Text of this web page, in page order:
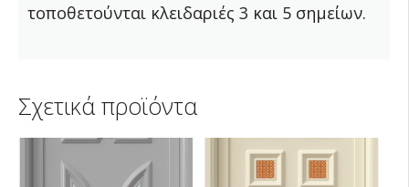
τοποθετούνται κλειδαριές 3 και 5 σημείων.
Σχετικά προϊόντα